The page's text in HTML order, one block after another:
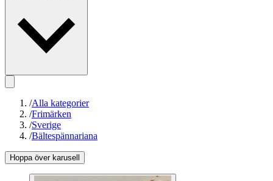
/Alla kategorier
/Frimärken
/Sverige
/Bältespännariana
Hoppa över karusell